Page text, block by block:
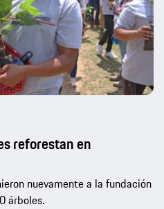
reforestan en
nuevamente a la fundación
árboles.